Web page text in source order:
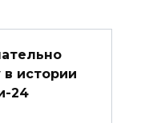
в истории
24